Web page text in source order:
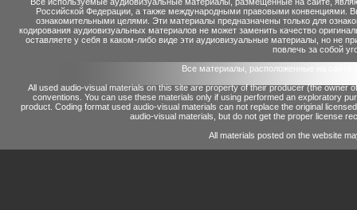
Российской Федерации, а также международными правовыми конвенциями.
ознакомительными целями. Эти материалы предназначены только для
кодирования аудиовизуальных материалов не может заменить качество
оставляете у себя в каком-либо виде эти аудиовизуальные материалы, но не
повлечь за собой
Все материалы, расположенные на сайте
All used audio-visual materials on this site are property of their producer (the owner
conventions. You can use these materials only if using performed an exploratory
product. Coding format used audio-visual materials can not replace the original
audio-visual materials, but do not get the proper license
All materials posted on the website